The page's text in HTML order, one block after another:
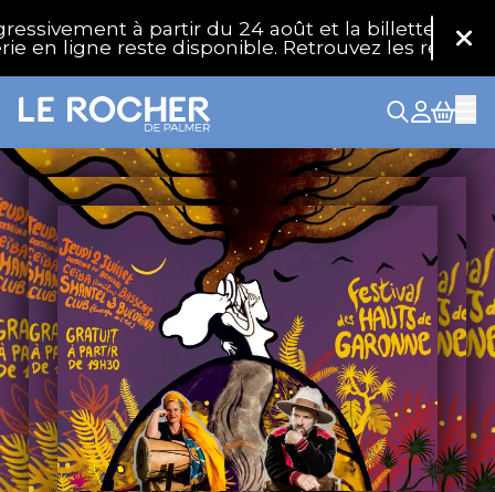
à partir du 24 août et la billetterie
ligne reste disponible. Retrouvez les réponses